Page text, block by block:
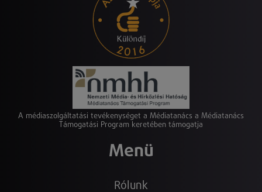
A médiaszolgáltatási tevékenységet a Médiatanács a Médiatanács
Támogatási Program keretében támogatja
Menü
Rólunk